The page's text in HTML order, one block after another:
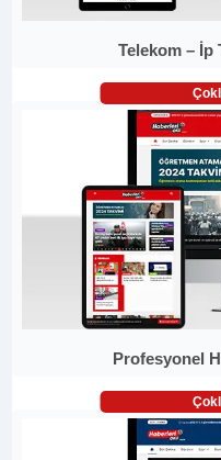
Telekom – İp
Profesyonel